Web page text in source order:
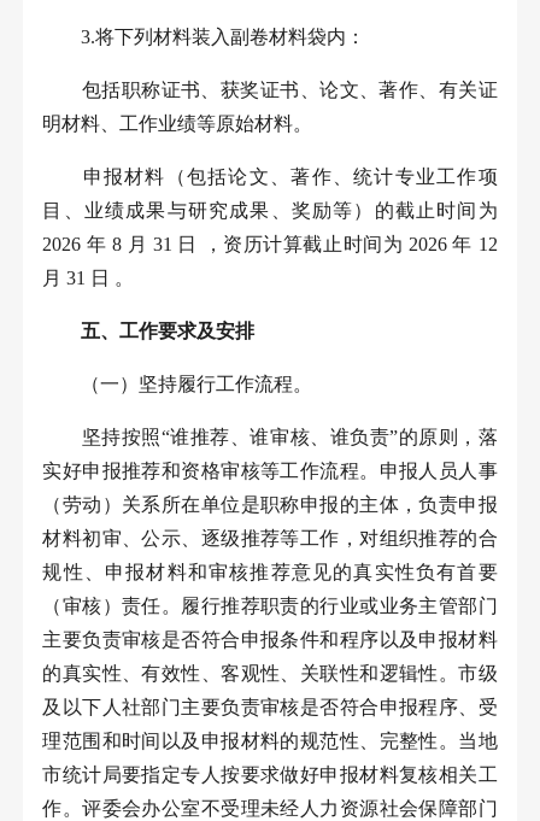
3.将下列材料装入副卷材料袋内：
包括职称证书、获奖证书、论文、著作、有关证
明材料、工作业绩等原始材料。
申报材料（包括论文、著作、统计专业工作项
目、业绩成果与研究成果、奖励等）的截止时间为
2026 年 8 月 31 日 ，资历计算截止时间为 2026 年 12
月 31 日 。
五、工作要求及安排
（一）坚持履行工作流程。
坚持按照“谁推荐、谁审核、谁负责”的原则，落
实好申报推荐和资格审核等工作流程。申报人员人事
（劳动）关系所在单位是职称申报的主体，负责申报
材料初审、公示、逐级推荐等工作，对组织推荐的合
规性、申报材料和审核推荐意见的真实性负有首要
（审核）责任。履行推荐职责的行业或业务主管部门
主要负责审核是否符合申报条件和程序以及申报材料
的真实性、有效性、客观性、关联性和逻辑性。市级
及以下人社部门主要负责审核是否符合申报程序、受
理范围和时间以及申报材料的规范性、完整性。当地
市统计局要指定专人按要求做好申报材料复核相关工
作。评委会办公室不受理未经人力资源社会保障部门